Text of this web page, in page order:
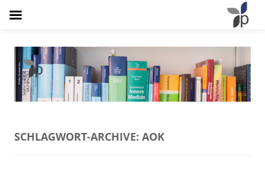
Osteopathie Plathner
Natürlich Schmerzfrei
SCHLAGWORT-ARCHIVE: AOK